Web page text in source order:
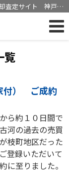
査定サイト 神戸市
ート
覧
付） ご成約
ら約１０日間で
河の過去の売買
枝町地区だった
登録いただいて
に至りました。